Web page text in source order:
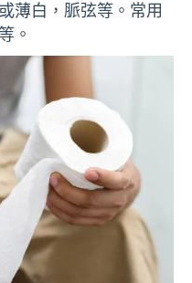
薄白，脈弦等。常用
。